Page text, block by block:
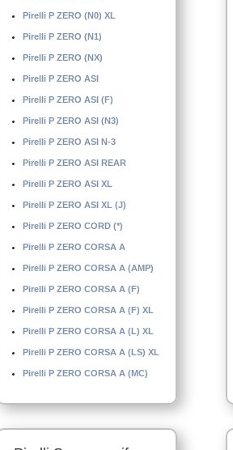
Pirelli P ZERO (N0) XL
Pirelli P ZERO (N1)
Pirelli P ZERO (NX)
Pirelli P ZERO ASI
Pirelli P ZERO ASI (F)
Pirelli P ZERO ASI (N3)
Pirelli P ZERO ASI N-3
Pirelli P ZERO ASI REAR
Pirelli P ZERO ASI XL
Pirelli P ZERO ASI XL (J)
Pirelli P ZERO CORD (*)
Pirelli P ZERO CORSA A
Pirelli P ZERO CORSA A (AMP)
Pirelli P ZERO CORSA A (F)
Pirelli P ZERO CORSA A (F) XL
Pirelli P ZERO CORSA A (L) XL
Pirelli P ZERO CORSA A (LS) XL
Pirelli P ZERO CORSA A (MC)